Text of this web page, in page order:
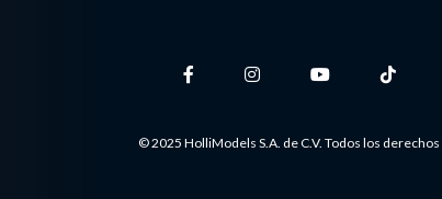
© 2025 HolliModels S.A. de C.V. Todos los